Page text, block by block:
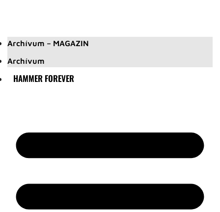
Archívum – MAGAZIN
Archívum
HAMMER FOREVER